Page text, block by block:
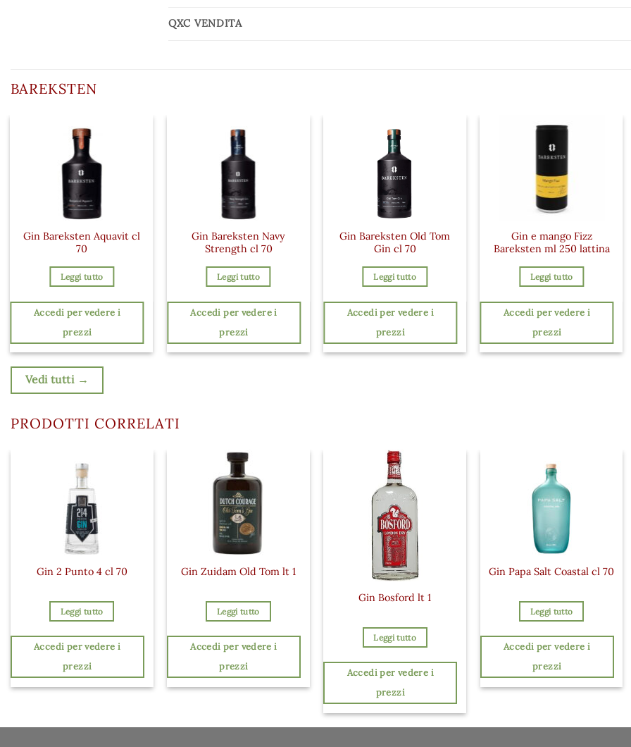
QXC VENDITA
BAREKSTEN
Gin Bareksten Aquavit cl
70
Leggi tutto
Accedi per vedere i
prezzi
Gin Bareksten Navy
Strength cl 70
Leggi tutto
Accedi per vedere i
prezzi
Gin Bareksten Old Tom
Gin cl 70
Leggi tutto
Accedi per vedere i
prezzi
Gin e mango Fizz
Bareksten ml 250 lattina
Leggi tutto
Accedi per vedere i
prezzi
Vedi tutti →
PRODOTTI CORRELATI
Gin 2 Punto 4 cl 70
Leggi tutto
Accedi per vedere i
prezzi
Gin Zuidam Old Tom lt 1
Leggi tutto
Accedi per vedere i
prezzi
Gin Bosford lt 1
Leggi tutto
Accedi per vedere i
prezzi
Gin Papa Salt Coastal cl 70
Leggi tutto
Accedi per vedere i
prezzi